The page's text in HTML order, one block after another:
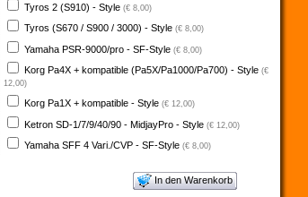
Tyros 2 (S910) - Style (€ 8,00)
Tyros (S670 / S900 / 3000) - Style (€ 8,00)
Yamaha PSR-9000/pro - SF-Style (€ 8,00)
Korg Pa4X + kompatible (Pa5X/Pa1000/Pa700) - Style (€
12,00)
Korg Pa1X + kompatible - Style (€ 12,00)
Ketron SD-1/7/9/40/90 - MidjayPro - Style (€ 12,00)
Yamaha SFF 4 Vari./CVP - SF-Style (€ 8,00)
In den Warenkorb